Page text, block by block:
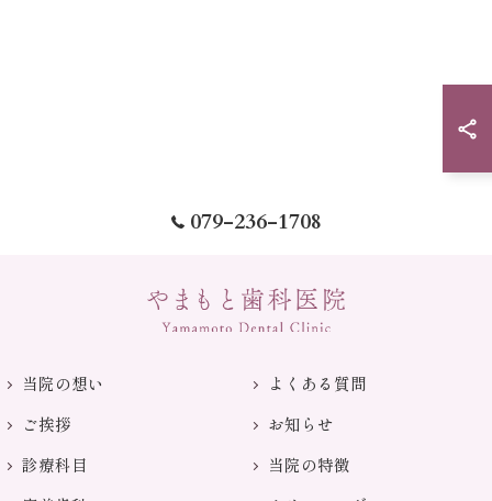
079-236-1708
当院の想い
よくある質問
ご挨拶
お知らせ
診療科目
当院の特徴